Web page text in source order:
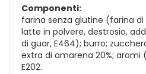
Componenti:
farina senza glutine (farina di
latte in polvere, destrosio,
di guar, E464); burro;
extra di amarena 20%; aromi
E202.